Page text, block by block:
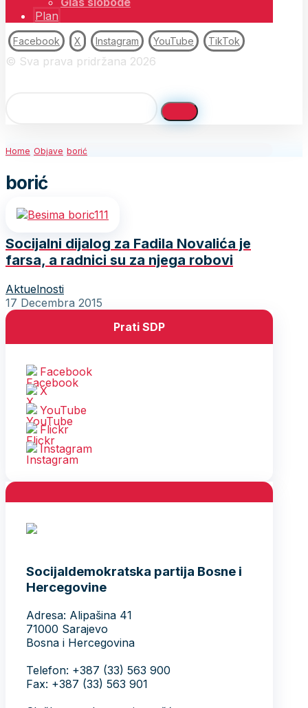
Plan
Facebook X Instagram YouTube TikTok
© Sva prava pridržana 2026
Home Objave borić
borić
Socijalni dijalog za Fadila Novalića je
farsa, a radnici su za njega robovi
Aktuelnosti
17 Decembra 2015
Prati SDP
Facebook
X
YouTube
Flickr
Instagram
Socijaldemokratska partija Bosne i
Hercegovine
Adresa: Alipašina 41
71000 Sarajevo
Bosna i Hercegovina
Telefon: +387 (33) 563 900
Fax: +387 (33) 563 901